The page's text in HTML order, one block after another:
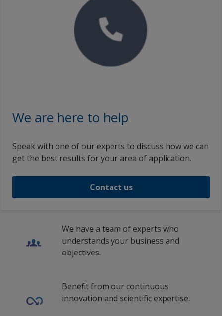
We are here to help
Speak with one of our experts to discuss how we can
get the best results for your area of application.
Contact us
We have a team of experts who
understands your business and
objectives.
Benefit from our continuous
innovation and scientific expertise.